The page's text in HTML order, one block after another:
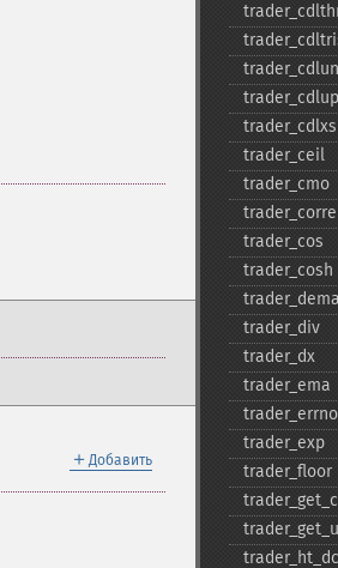
＋ Добавить
trader_​ceil
trader_​cmo
trader_​cos
trader_​cosh
trader_​dema
trader_​div
trader_​dx
trader_​ema
trader_​errno
trader_​exp
trader_​floor